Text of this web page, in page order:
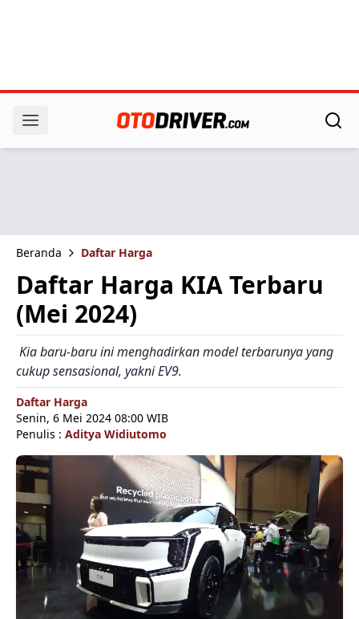
Beranda Daftar Harga
Daftar Harga KIA Terbaru
(Mei 2024)
Kia baru-baru ini menghadirkan model terbarunya yang
cukup sensasional, yakni EV9.
Daftar Harga
Senin, 6 Mei 2024 08:00 WIB
Penulis : Aditya Widiutomo